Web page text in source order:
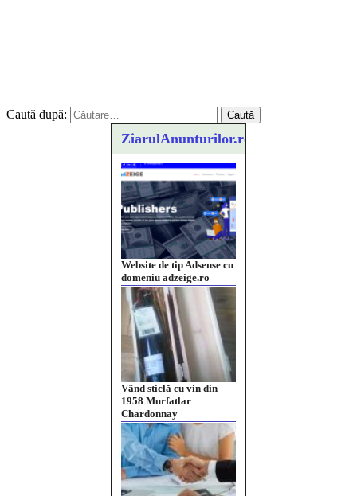
Caută după:
ZiarulAnunturilor.ro
Website de tip Adsense cu
domeniu adzeige.ro
Vând sticlă cu vin din
1958 Murfatlar
Chardonnay